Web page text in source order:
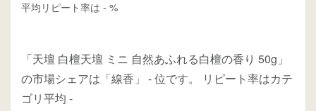
平均リピート率は - %
「天壇 白檀天壇 ミニ 自然あふれる白檀の香り 50g」
の市場シェアは「線香」 -位です。
リピート率はカテ
ゴリ平均 -